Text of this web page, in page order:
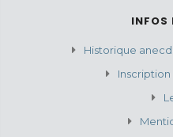
INFOS
Historique